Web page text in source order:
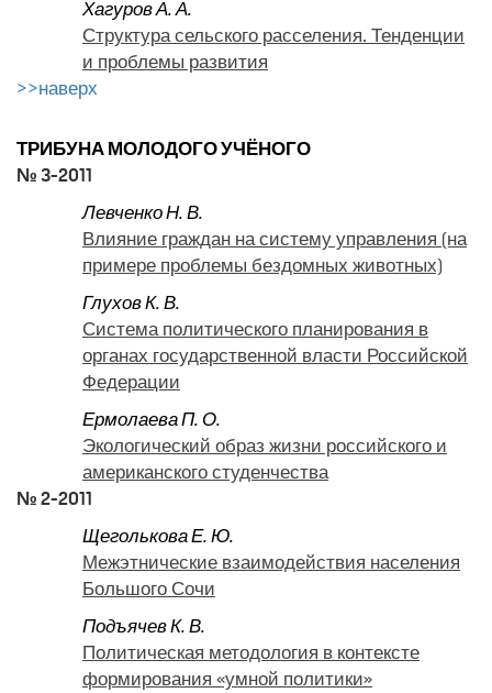
Хагуров А. А.
Структура сельского расселения. Тенденции
и проблемы развития
>>наверх
ТРИБУНА МОЛОДОГО УЧЁНОГО
№ 3-2011
Левченко Н. В.
Влияние граждан на систему управления (на
примере проблемы бездомных животных)
Глухов К. В.
Система политического планирования в
органах государственной власти Российской
Федерации
Ермолаева П. О.
Экологический образ жизни российского и
американского студенчества
№ 2-2011
Щеголькова Е. Ю.
Межэтнические взаимодействия населения
Большого Сочи
Подъячев К. В.
Политическая методология в контексте
формирования «умной политики»